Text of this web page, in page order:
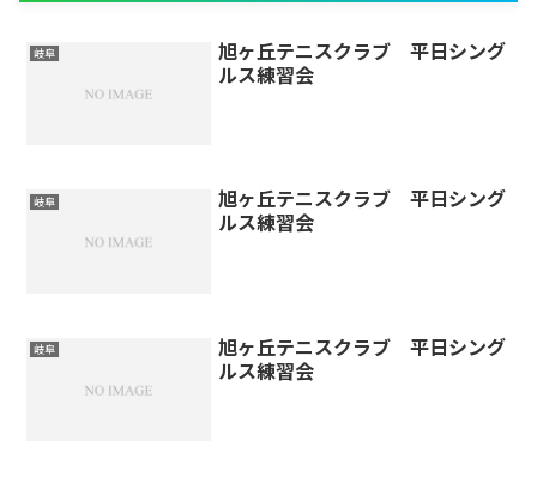
岐阜
旭ヶ丘テニスクラブ 平日シング
ルス練習会
岐阜
旭ヶ丘テニスクラブ 平日シング
ルス練習会
岐阜
旭ヶ丘テニスクラブ 平日シング
ルス練習会